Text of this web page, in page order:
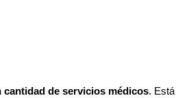
cantidad de servicios médicos. Está